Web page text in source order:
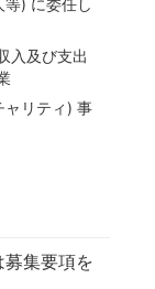
) に委任し
入及び支出
ャリティ) 事
集要項を